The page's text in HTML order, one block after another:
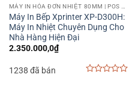
Máy In Bếp Xprinter XP-D300H:
Máy In Nhiệt Chuyên Dụng Cho
Nhà Hàng Hiện Đại
2.350.000,0₫
1238 đã bán